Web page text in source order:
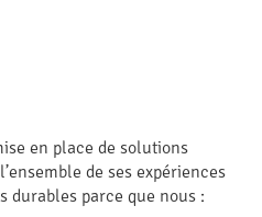
en place de solutions
de ses expériences
durables parce que nous :